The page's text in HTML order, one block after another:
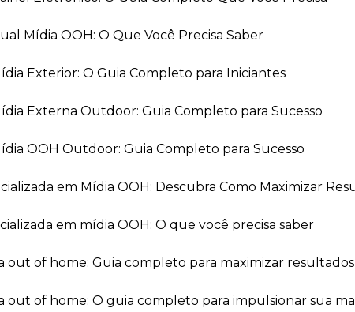
Mídia OOH: O Que Você Precisa Saber
Exterior: O Guia Completo para Iniciantes
Externa Outdoor: Guia Completo para Sucesso
OOH Outdoor: Guia Completo para Sucesso
em Mídia OOH: Descubra Como Maximizar
em mídia OOH: O que você precisa saber
out of home: Guia completo para maximizar resultados
out of home: O guia completo para impulsionar sua